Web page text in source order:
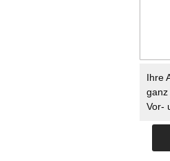
Ihre
ganz
Vor-